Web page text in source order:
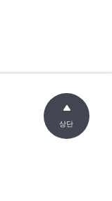
상단